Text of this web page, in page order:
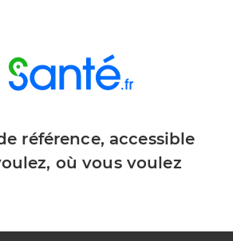
référence, accessible
où vous voulez